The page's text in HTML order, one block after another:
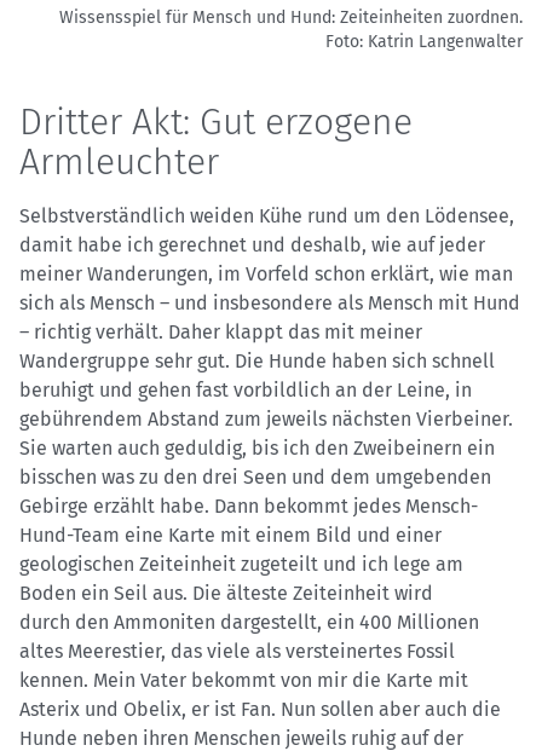
Wissensspiel für Mensch und Hund: Zeiteinheiten zuordnen.
Foto: Katrin Langenwalter
Dritter Akt: Gut erzogene
Armleuchter
Selbstverständlich weiden Kühe rund um den Lödensee,
damit habe ich gerechnet und deshalb, wie auf jeder
meiner Wanderungen, im Vorfeld schon erklärt, wie man
sich als Mensch – und insbesondere als Mensch mit Hund
– richtig verhält. Daher klappt das mit meiner
Wandergruppe sehr gut. Die Hunde haben sich schnell
beruhigt und gehen fast vorbildlich an der Leine, in
gebührendem Abstand zum jeweils nächsten Vierbeiner.
Sie warten auch geduldig, bis ich den Zweibeinern ein
bisschen was zu den drei Seen und dem umgebenden
Gebirge erzählt habe. Dann bekommt jedes Mensch-
Hund-Team eine Karte mit einem Bild und einer
geologischen Zeiteinheit zugeteilt und ich lege am
Boden ein Seil aus. Die älteste Zeiteinheit wird
durch den Ammoniten dargestellt, ein 400 Millionen
altes Meerestier, das viele als versteinertes Fossil
kennen. Mein Vater bekommt von mir die Karte mit
Asterix und Obelix, er ist Fan. Nun sollen aber auch die
Hunde neben ihren Menschen jeweils ruhig auf der